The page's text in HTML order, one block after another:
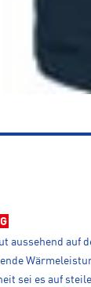
aussehend auf
sei es auf